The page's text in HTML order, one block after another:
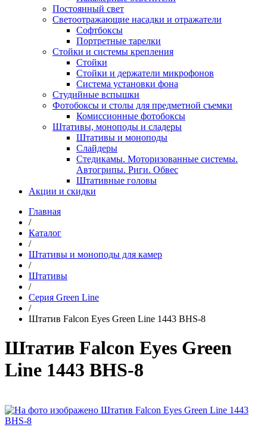
Постоянный свет
Светоотражающие насадки и отражатели
Софтбоксы
Портретные тарелки
Стойки и системы крепления
Стойки
Стойки и держатели микрофонов
Система установки фона
Студийные вспышки
Фотобоксы и столы для предметной съемки
Комиссионные фотобоксы
Штативы, моноподы и сладеры
Штативы и моноподы
Слайдеры
Стедикамы. Моторизованные системы.
Автогрипы. Риги. Обвес
Штативные головы
Акции и скидки
Главная
/
Каталог
/
Штативы и моноподы для камер
/
Штативы
/
Серия Green Line
/
Штатив Falcon Eyes Green Line 1443 BHS-8
Штатив Falcon Eyes Green
Line 1443 BHS-8